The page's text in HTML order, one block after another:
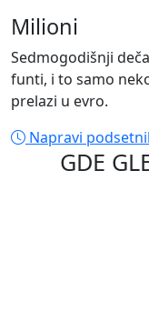
Milioni
Sedmogodišnji
funti, i to samo
prelazi u evro.
Napravi
GDE